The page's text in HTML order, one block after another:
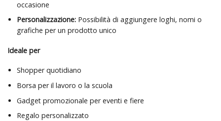
occasione
Personalizzazione:Possibilità di aggiungere loghi, nomi o
grafiche per un prodotto unico
Ideale per
Shopper quotidiano
Borsa per il lavoro o la scuola
Gadget promozionale per eventi e fiere
Regalo personalizzato